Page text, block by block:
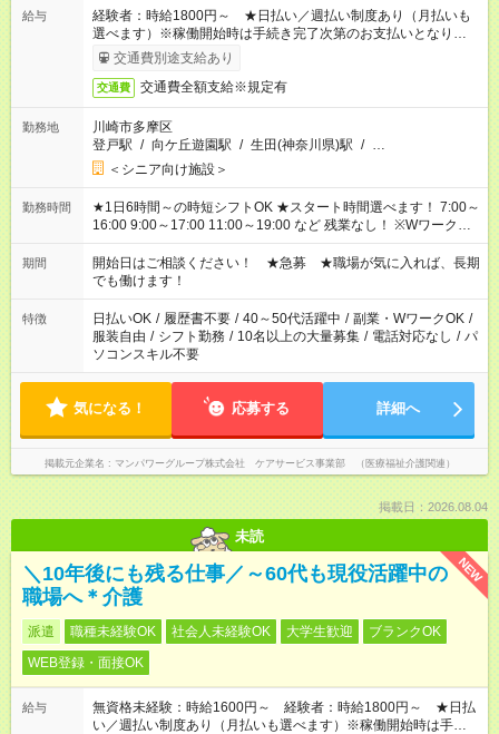
給与
経験者：時給1800円～ ★日払い／週払い制度あり（月払いも
選べます）※稼働開始時は手続き完了次第のお支払いとなりま
す。交通費別途支給あり
交通費 交通費全額支給※規定有
勤務地
川崎市多摩区
登戸駅 / 向ケ丘遊園駅 / 生田(神奈川県)駅 / …
＜シニア向け施設＞
勤務時間
★1日6時間～の時短シフトOK ★スタート時間選べます！ 7:00～
16:00 9:00～17:00 11:00～19:00 など 残業なし！ ※Wワークの
場合、他のお仕事と合わせ週40時間超の就業はご案内できませ
ん ※法令に基づき、週20時間以上勤務は社会保険への加入対象
となります ※労働者派遣法（日雇い派遣の原則禁止）により、
短時間・短期間の就業はご案内が難しい場合があります
期間
開始日はご相談ください！ ★急募 ★職場が気に入れば、長期
でも働けます！
特徴 日払いOK / 履歴書不要 / 40～50代活躍中 / 副業・WワークOK /
服装自由 / シフト勤務 / 10名以上の大量募集 / 電話対応なし / パ
ソコンスキル不要
気になる！ 応募する 詳細へ
掲載元企業名 マンパワーグループ株式会社 ケアサービス事業部 （医療福祉介護関連）
掲載日：2026.08.04
未読
NEW
＼10年後にも残る仕事／～60代も現役活躍中の
職場へ＊介護
派遣 職種未経験OK 社会人未経験OK 大学生歓迎
ブランクOK
WEB登録・面接OK
給与
無資格未経験：時給1600円～ 経験者：時給1800円～ ★日払
い／週払い制度あり（月払いも選べます）※稼働開始時は手続き